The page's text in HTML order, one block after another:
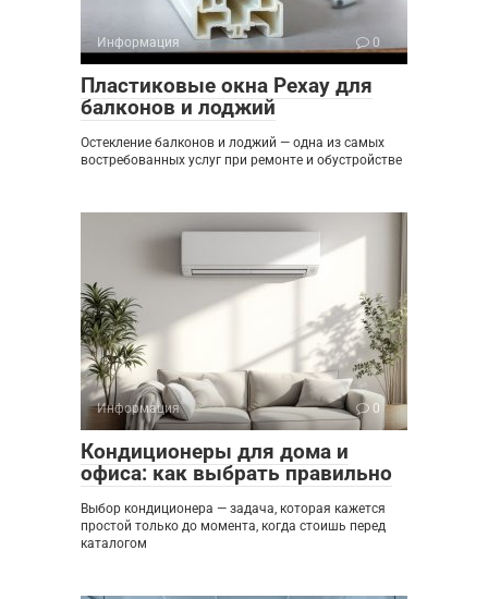
Информация 0
Пластиковые окна Рехау для
балконов и лоджий
Остекление балконов и лоджий — одна из самых
востребованных услуг при ремонте и обустройстве
Информация 0
Кондиционеры для дома и
офиса: как выбрать правильно
Выбор кондиционера — задача, которая кажется
простой только до момента, когда стоишь перед
каталогом